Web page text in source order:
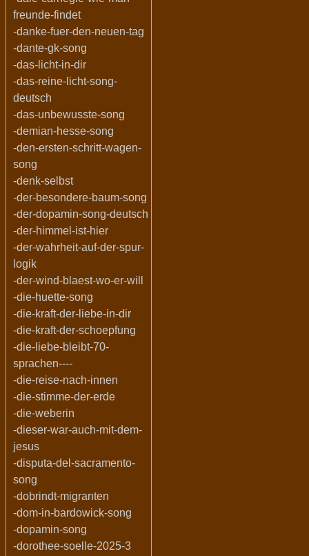
freunde-findet
-danke-fuer-den-neuen-tag
-dante-gk-song
-das-licht-in-dir
-das-reine-licht-song-
deutsch
-das-unbewusste-song
-demian-hesse-song
-den-ersten-schritt-wagen-
song
-denk-selbst
-der-besondere-baum-song
-der-dopamin-song-deutsch
-der-himmel-ist-hier
-der-wahrheit-auf-der-spur-
logik
-der-wind-blaest-wo-er-will
-die-huette-song
-die-kraft-der-liebe-in-dir
-die-kraft-der-schoepfung
-die-liebe-bleibt-70-
sprachen----
-die-reise-nach-innen
-die-stimme-der-erde
-die-weberin
-dieser-war-auch-mit-dem-
jesus
-disputa-del-sacramento-
song
-dobrindt-migranten
-dom-in-bardowick-song
-dopamin-song
-dorothee-soelle-2025-3